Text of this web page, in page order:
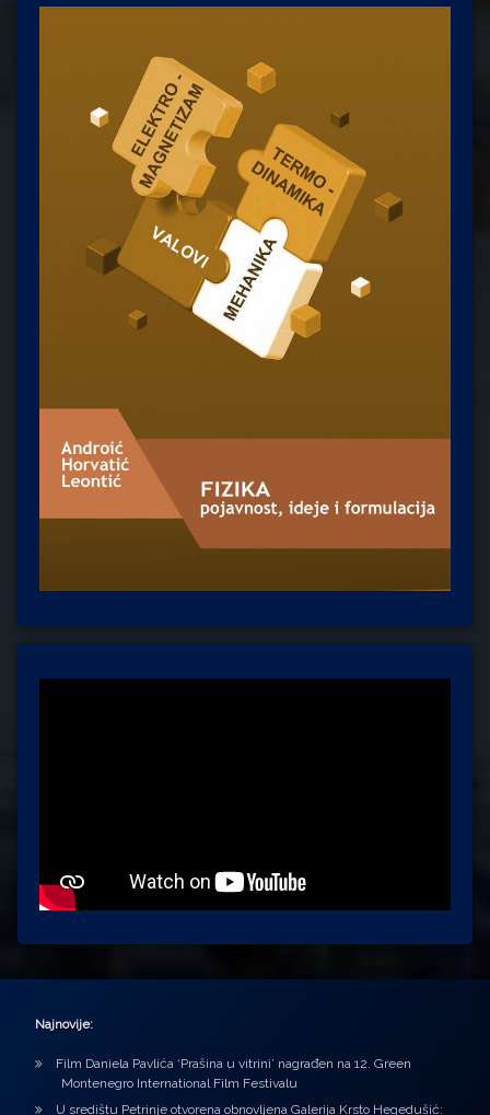
Najnovije:
Film Daniela Pavlića ‘Prašina u vitrini’ nagrađen na 12. Green
Montenegro International Film Festivalu
U središtu Petrinje otvorena obnovljena Galerija Krsto Hegedušić: